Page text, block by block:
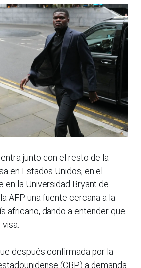
junto con el resto de la
en Estados Unidos, en el
en la Universidad Bryant de
AFP una fuente cercana a la
africano, dando a entender que
después confirmada por la
(CBP) a demanda